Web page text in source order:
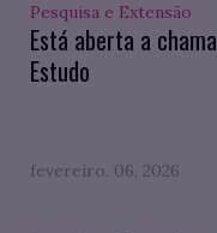
Pesquisa e Extensão
Está aberta a
Estudo
fevereiro. 06, 2026